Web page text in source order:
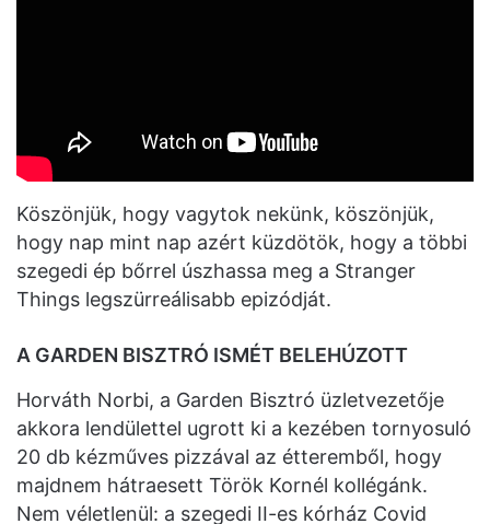
Köszönjük, hogy vagytok nekünk, köszönjük,
hogy nap mint nap azért küzdötök, hogy a többi
szegedi ép bőrrel úszhassa meg a Stranger
Things legszürreálisabb epizódját.
A GARDEN BISZTRÓ ISMÉT BELEHÚZOTT
Horváth Norbi, a Garden Bisztró üzletvezetője
akkora lendülettel ugrott ki a kezében tornyosuló
20 db kézműves pizzával az étteremből, hogy
majdnem hátraesett Török Kornél kollégánk.
Nem véletlenül: a szegedi II-es kórház Covid